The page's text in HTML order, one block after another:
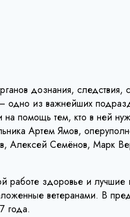
дознания, следствия,
– одно из важнейших
помощь тем, кто в ней
Артем Ямов,
Семёнов, Марк
работе здоровье и
ветеранами. В
года.